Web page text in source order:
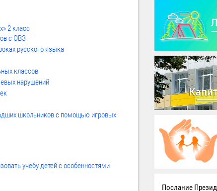
2 класс
с ОВЗ
русского языка
классов
нарушений
школьников с помощью игровых
учебу детей с особенностями
Послание